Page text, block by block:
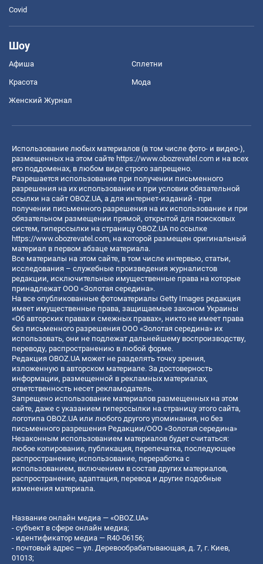
Covid
Шоу
Афиша Сплетни
Красота Мода
Женский Журнал
Использование любых материалов (в том числе фото- и видео-),
размещенных на этом сайте https://www.obozrevatel.com и на всех
его поддоменах, в любом виде строго запрещено.
Разрешается использование при получении письменного
разрешения на их использование и при условии обязательной
ссылки на сайт OBOZ.UA, а для интернет-изданий - при
получении письменного разрешения на их использование и при
обязательном размещении прямой, открытой для поисковых
систем, гиперссылки на страницу OBOZ.UA по ссылке
https://www.obozrevatel.com, на которой размещен оригинальный
материал в первом абзаце материала.
Все материалы на этом сайте, в том числе интервью, статьи,
исследования – служебные произведения журналистов
редакции, исключительные имущественные права на которые
принадлежат ООО «Золотая середина».
На все опубликованные фотоматериалы Getty Images редакция
имеет имущественные права, защищаемые законом Украины
«Об авторских правах и смежных правах», никто не имеет права
без письменного разрешения ООО «Золотая середина» их
использовать, они не подлежат дальнейшему воспроизводству,
переводу, распространению в любой форме.
Редакция OBOZ.UA может не разделять точку зрения,
изложенную в авторском материале. За достоверность
информации, размещенной в рекламных материалах,
ответственность несет рекламодатель.
Запрещено использование материалов размещенных на этом
сайте, даже с указанием гиперссылки на страницу этого сайта,
логотипа OBOZ.UA или любого другого упоминания, но без
письменного разрешения Редакции/ООО «Золотая середина»
Незаконным использованием материалов будет считаться:
любое копирование, публикация, перепечатка, последующее
распространение, использование, переработка с
использованием, включением в состав других материалов,
распространение, адаптация, перевод и другие подобные
изменения материала.
Название онлайн медиа — «OBOZ.UA»
- субъект в сфере онлайн медиа;
- идентификатор медиа — R40-06156;
- почтовый адрес — ул. Деревообрабатывающая, д. 7, г. Киев,
01013;